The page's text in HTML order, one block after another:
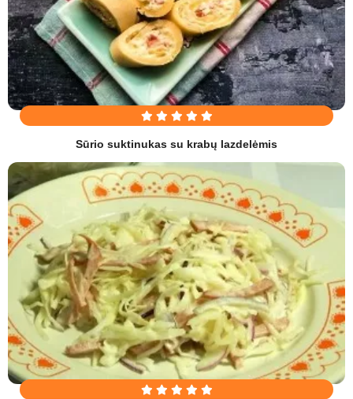
Sūrio suktinukas su krabų lazdelėmis